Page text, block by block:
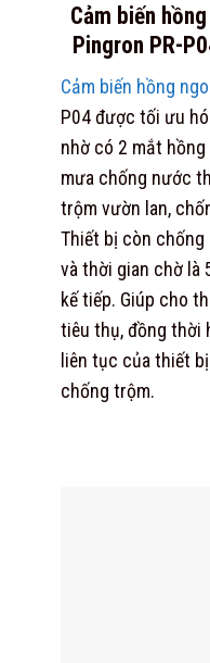
Cảm biến
Pingron PR-
Cảm biến hồng
P04 được tối ưu
nhờ có 2 mắt
mưa chống nước
trộm vườn lan,
Thiết bị còn
và thời gian chờ là
kế tiếp. Giúp cho
tiêu thụ, đồng thời
liên tục của thiết
chống trộm.